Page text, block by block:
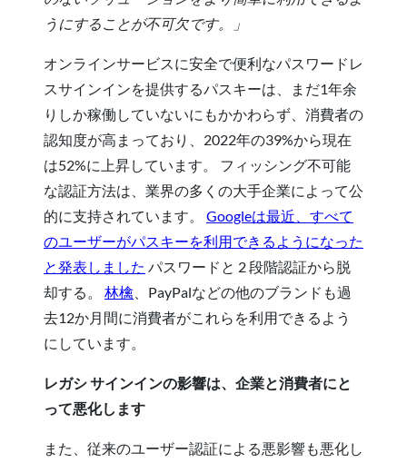
うにすることが不可欠です。」
オンラインサービスに安全で便利なパスワードレ
スサインインを提供するパスキーは、まだ1年余
りしか稼働していないにもかかわらず、消費者の
認知度が高まっており、2022年の39%から現在
は52%に上昇しています。 フィッシング不可能
な認証方法は、業界の多くの大手企業によって公
的に支持されています。 Googleは最近、すべて
のユーザーがパスキーを利用できるようになった
と発表しました パスワードと 2 段階認証から脱
却する。 林檎 、PayPalなどの他のブランドも過
去12か月間に消費者がこれらを利用できるよう
にしています。
レガシ サインインの影響は、企業と消費者にと
って悪化します
また、従来のユーザー認証による悪影響も悪化し